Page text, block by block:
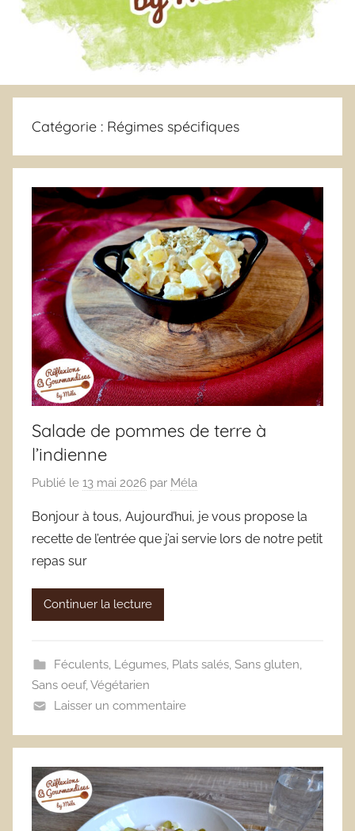
Catégorie : Régimes spécifiques
Salade de pommes de terre à
l’indienne
Publié le 13 mai 2026 par Méla
Bonjour à tous, Aujourd’hui, je vous propose la
recette de l’entrée que j’ai servie lors de notre petit
repas sur
Continuer la lecture
Féculents, Légumes, Plats salés, Sans gluten
Sans oeuf, Végétarien
Laisser un commentaire